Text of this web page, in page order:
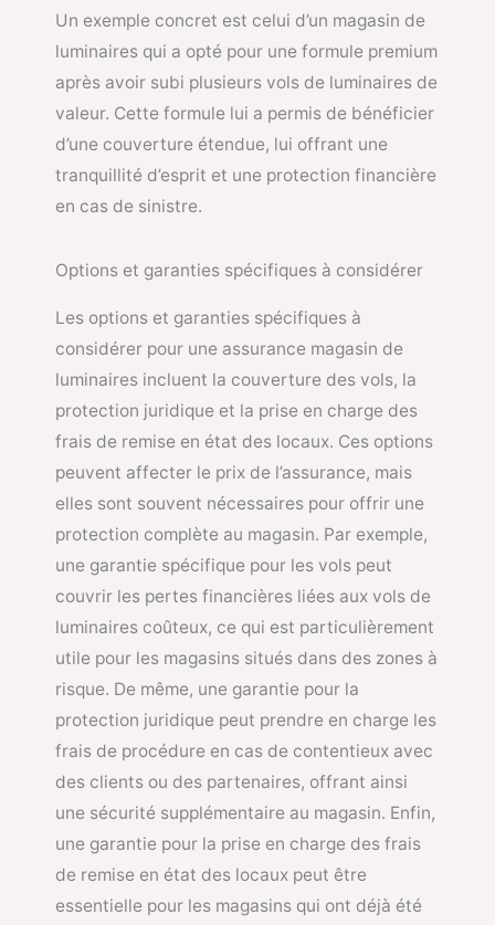
Un exemple concret est celui d’un magasin de
luminaires qui a opté pour une formule premium
après avoir subi plusieurs vols de luminaires de
valeur. Cette formule lui a permis de bénéficier
d’une couverture étendue, lui offrant une
tranquillité d’esprit et une protection financière
en cas de sinistre.
Options et garanties spécifiques à considérer
Les options et garanties spécifiques à
considérer pour une assurance magasin de
luminaires incluent la couverture des vols, la
protection juridique et la prise en charge des
frais de remise en état des locaux. Ces options
peuvent affecter le prix de l’assurance, mais
elles sont souvent nécessaires pour offrir une
protection complète au magasin. Par exemple,
une garantie spécifique pour les vols peut
couvrir les pertes financières liées aux vols de
luminaires coûteux, ce qui est particulièrement
utile pour les magasins situés dans des zones à
risque. De même, une garantie pour la
protection juridique peut prendre en charge les
frais de procédure en cas de contentieux avec
des clients ou des partenaires, offrant ainsi
une sécurité supplémentaire au magasin. Enfin,
une garantie pour la prise en charge des frais
de remise en état des locaux peut être
essentielle pour les magasins qui ont déjà été